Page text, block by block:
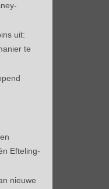
uit:
te
Efteling-
nieuwe